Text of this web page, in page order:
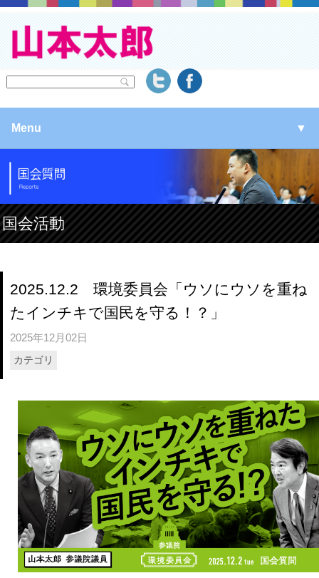
Menu ▼
▼
▼
▼
国会活動
2025.12.2 環境委員会「ウソにウソを重ね
たインチキで国民を守る！？」
2025年12月02日
カテゴリ